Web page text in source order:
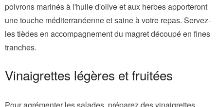
poivrons marinés à l'huile d'olive et aux herbes apporteront
une touche méditerranéenne et saine à votre repas. Servez-
les tièdes en accompagnement du magret découpé en fines
tranches.
Vinaigrettes légères et fruitées